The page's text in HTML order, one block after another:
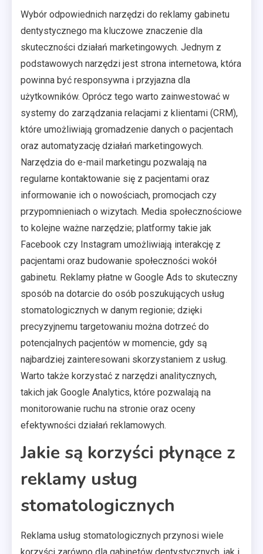
Wybór odpowiednich narzędzi do reklamy gabinetu
dentystycznego ma kluczowe znaczenie dla
skuteczności działań marketingowych. Jednym z
podstawowych narzędzi jest strona internetowa, która
powinna być responsywna i przyjazna dla
użytkowników. Oprócz tego warto zainwestować w
systemy do zarządzania relacjami z klientami (CRM),
które umożliwiają gromadzenie danych o pacjentach
oraz automatyzację działań marketingowych.
Narzędzia do e-mail marketingu pozwalają na
regularne kontaktowanie się z pacjentami oraz
informowanie ich o nowościach, promocjach czy
przypomnieniach o wizytach. Media społecznościowe
to kolejne ważne narzędzie; platformy takie jak
Facebook czy Instagram umożliwiają interakcję z
pacjentami oraz budowanie społeczności wokół
gabinetu. Reklamy płatne w Google Ads to skuteczny
sposób na dotarcie do osób poszukujących usług
stomatologicznych w danym regionie; dzięki
precyzyjnemu targetowaniu można dotrzeć do
potencjalnych pacjentów w momencie, gdy są
najbardziej zainteresowani skorzystaniem z usług.
Warto także korzystać z narzędzi analitycznych,
takich jak Google Analytics, które pozwalają na
monitorowanie ruchu na stronie oraz oceny
efektywności działań reklamowych.
Jakie są korzyści płynące z
reklamy usług
stomatologicznych
Reklama usług stomatologicznych przynosi wiele